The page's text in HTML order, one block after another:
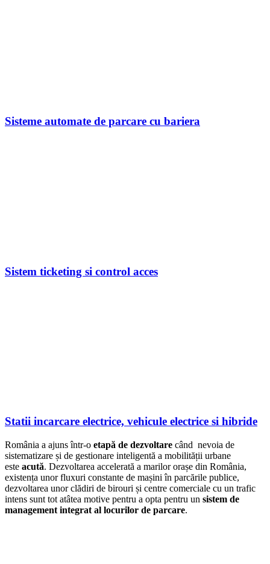
Sisteme automate de parcare cu bariera
Sistem ticketing si control acces
Statii incarcare electrice, vehicule electrice si hibride
România a ajuns într-o etapă de dezvoltare când nevoia de
sistematizare și de gestionare inteligentă a mobilității urbane
este acută. Dezvoltarea accelerată a marilor orașe din România,
existența unor fluxuri constante de mașini în parcările publice,
dezvoltarea unor clădiri de birouri și centre comerciale cu un trafic
intens sunt tot atâtea motive pentru a opta pentru un sistem de
management integrat al locurilor de parcare.